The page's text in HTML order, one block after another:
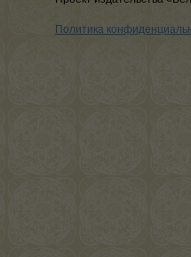
Политика